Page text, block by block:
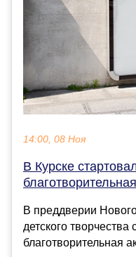
14:00, 08 Ноя
В Курске
В преддверии
детского творчества
благотворительная